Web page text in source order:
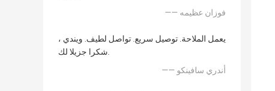
—— فوزان عظيمه
يعمل الملاحة. توصيل سريع. تواصل لطيف. ويندي ،
شكرا جزيلا لك.
—— أندري سافينكو